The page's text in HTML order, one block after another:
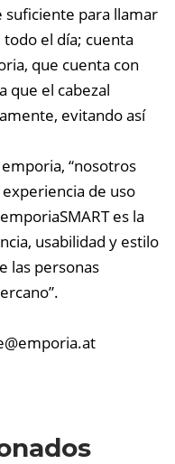
suficiente para llamar
el día; cuenta
que cuenta con
que el cabezal
evitando así
emporia, “nosotros
de uso
es la
usabilidad y estilo
las personas
emporia.at